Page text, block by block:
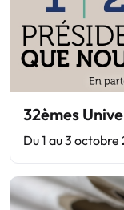
32èmes
Du 1 au 3